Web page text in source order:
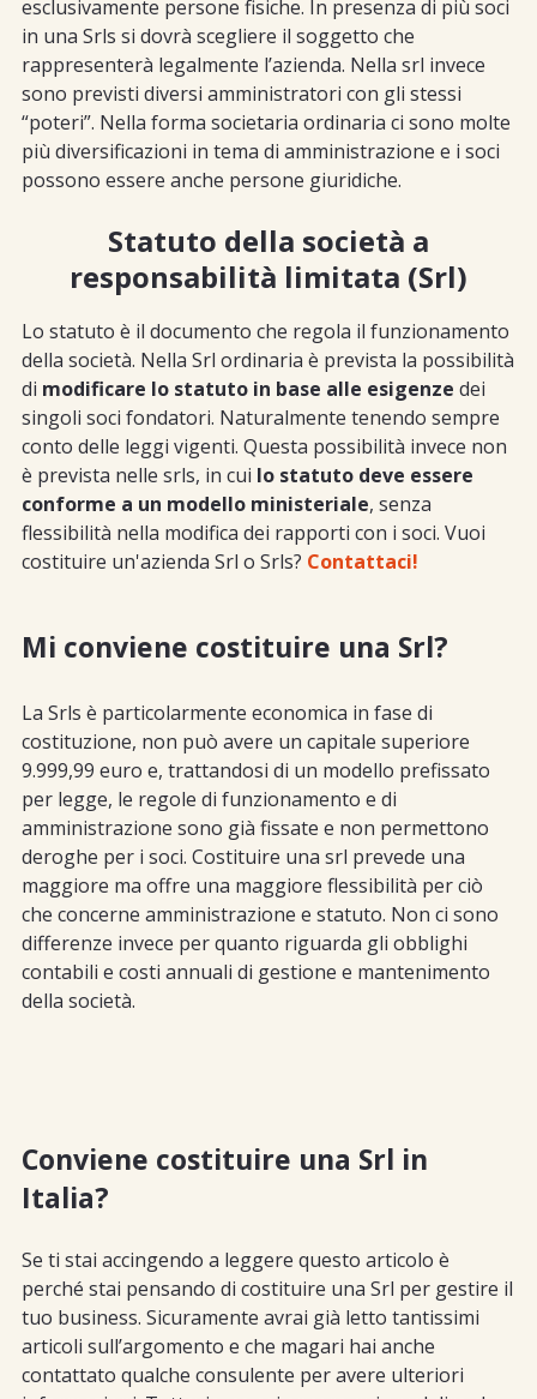
esclusivamente persone fisiche. In presenza di più soci
in una Srls si dovrà scegliere il soggetto che
rappresenterà legalmente l’azienda. Nella srl invece
sono previsti diversi amministratori con gli stessi
“poteri”. Nella forma societaria ordinaria ci sono molte
più diversificazioni in tema di amministrazione e i soci
possono essere anche persone giuridiche.
Statuto della società a
responsabilità limitata (Srl)
Lo statuto è il documento che regola il funzionamento
della società. Nella Srl ordinaria è prevista la possibilità
di modificare lo statuto in base alle esigenze dei
singoli soci fondatori. Naturalmente tenendo sempre
conto delle leggi vigenti. Questa possibilità invece non
è prevista nelle srls, in cui lo statuto deve essere
conforme a un modello ministeriale, senza
flessibilità nella modifica dei rapporti con i soci. Vuoi
costituire un'azienda Srl o Srls? Contattaci!
Mi conviene costituire una Srl?
La Srls è particolarmente economica in fase di
costituzione, non può avere un capitale superiore
9.999,99 euro e, trattandosi di un modello prefissato
per legge, le regole di funzionamento e di
amministrazione sono già fissate e non permettono
deroghe per i soci. Costituire una srl prevede una
maggiore ma offre una maggiore flessibilità per ciò
che concerne amministrazione e statuto. Non ci sono
differenze invece per quanto riguarda gli obblighi
contabili e costi annuali di gestione e mantenimento
della società.
Conviene costituire una Srl in
Italia?
Se ti stai accingendo a leggere questo articolo è
perché stai pensando di costituire una Srl per gestire il
tuo business. Sicuramente avrai già letto tantissimi
articoli sull’argomento e che magari hai anche
contattato qualche consulente per avere ulteriori